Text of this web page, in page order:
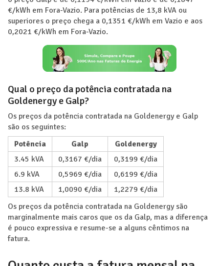
€/kWh em Fora-Vazio. Para potências de 13,8 kVA ou
superiores o preço chega a 0,1351 €/kWh em Vazio e aos
0,2021 €/kWh em Fora-Vazio.
Qual o preço da potência contratada na
Goldenergy e Galp?
Os preços da potência contratada na Goldenergy e Galp
são os seguintes:
Potência
Galp
Goldenergy
3.45 kVA
0,3167 €/dia
0,3199 €/dia
6.9 kVA
0,5969 €/dia
0,6199 €/dia
13.8 kVA
1,0090 €/dia
1,2279 €/dia
Os preços da potência contratada na Goldenergy são
marginalmente mais caros que os da Galp, mas a diferença
é pouco expressiva e resume-se a alguns cêntimos na
fatura.